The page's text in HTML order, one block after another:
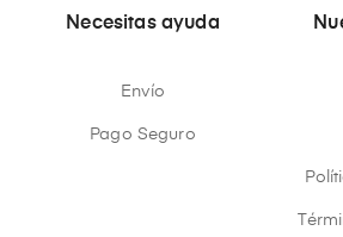
Necesitas ayuda
Envío
Pago Seguro